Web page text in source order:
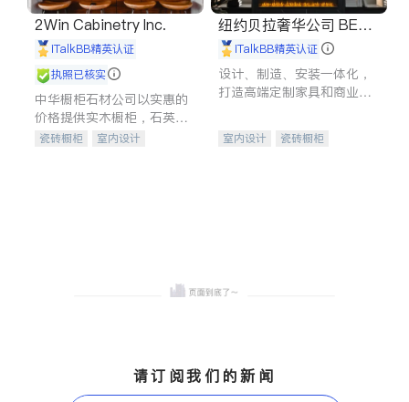
2Win Cabinetry Inc.
iTalkBB精英认证
执照已核实
中华橱柜石材公司以实惠的
价格提供实木橱柜，石英石
台面，多种优质不锈钢水
瓷砖橱柜
室内设计
纽约贝拉奢华公司 BELL
A LUXE
iTalkBB精英认证
设计、制造、安装一体化，
打造高端定制家具和商业空
室内设计
瓷砖橱柜
请订阅我们的新闻